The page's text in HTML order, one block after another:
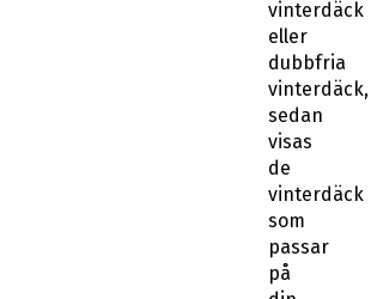
vinterdäck
eller
dubbfria
vinterdäck,
sedan
visas
de
vinterdäck
som
passar
på